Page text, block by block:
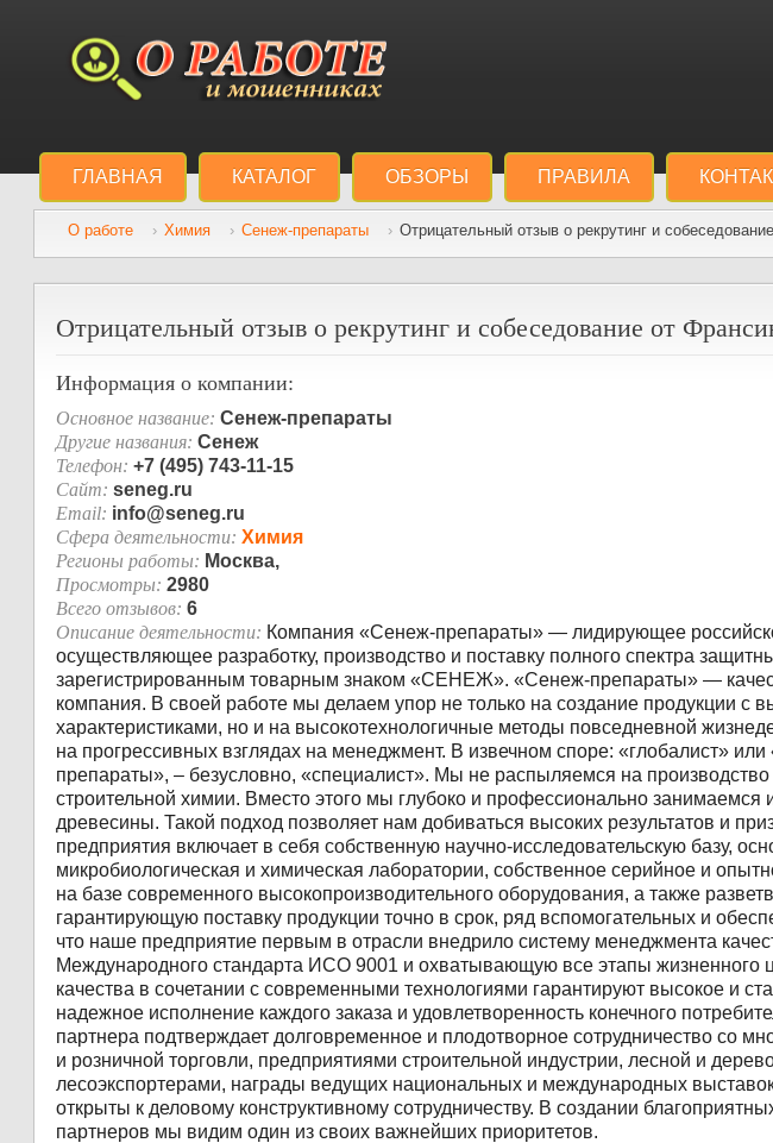
ГЛАВНАЯ КАТАЛОГ ОБЗОРЫ ПРАВИЛА
О работе Химия Сенеж-препараты Отрицательный отзыв о рекрутинг и
Отрицательный отзыв о рекрутинг и собеседование от
Информация о компании:
Основное название: Сенеж-препараты
Другие названия: Сенеж
Телефон: +7 (495) 743-11-15
Сайт: seneg.ru
Email: info@seneg.ru
Сфера деятельности: Химия
Регионы работы: Москва,
Просмотры: 2980
Всего отзывов: 6
Описание деятельности: Компания «Сенеж-препараты» — лидирующее
осуществляющее разработку, производство и поставку полного спектра
зарегистрированным товарным знаком «СЕНЕЖ». «Сенеж-препараты» —
компания. В своей работе мы делаем упор не только на создание продукции с
характеристиками, но и на высокотехнологичные методы повседневной
на прогрессивных взглядах на менеджмент. В извечном споре: «глобалист»
препараты», – безусловно, «специалист». Мы не распыляемся на производство
строительной химии. Вместо этого мы глубоко и профессионально
древесины. Такой подход позволяет нам добиваться высоких результатов и
предприятия включает в себя собственную научно-исследовательскую базу,
микробиологическая и химическая лаборатории, собственное серийное и
на базе современного высокопроизводительного оборудования, а также
гарантирующую поставку продукции точно в срок, ряд вспомогательных и
что наше предприятие первым в отрасли внедрило систему менеджмента
Международного стандарта ИСО 9001 и охватывающую все этапы жизненного
качества в сочетании с современными технологиями гарантируют высокое и
надежное исполнение каждого заказа и удовлетворенность конечного
партнера подтверждает долговременное и плодотворное сотрудничество со
и розничной торговли, предприятиями строительной индустрии, лесной и
лесоэкспортерами, награды ведущих национальных и международных
открыты к деловому конструктивному сотрудничеству. В создании
партнеров мы видим один из своих важнейших приоритетов.